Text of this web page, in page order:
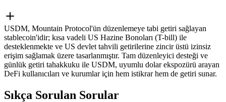
USDM, Mountain Protocol'ün düzenlemeye tabi getiri sağlayan
stablecoin'idir; kısa vadeli US Hazine Bonoları (T-bill) ile
desteklenmekte ve US devlet tahvili getirilerine zincir üstü izinsiz
erişim sağlamak üzere tasarlanmıştır. Tam düzenleyici desteği ve
günlük getiri tahakkuku ile USDM, uyumlu dolar ekspozürü arayan
DeFi kullanıcıları ve kurumlar için hem istikrar hem de getiri sunar.
Sıkça Sorulan Sorular